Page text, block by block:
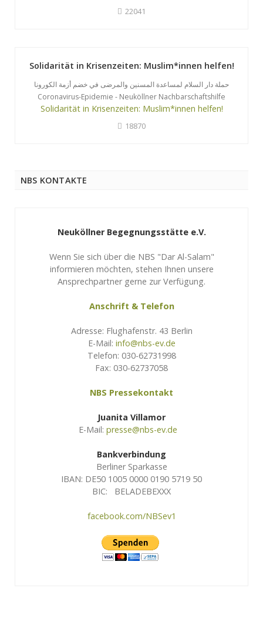
22041
Solidarität in Krisenzeiten: Muslim*innen helfen!
حملة دار السلام لمساعدة المسنين والمرضى في خضم أزمة الكورونا
Coronavirus-Epidemie - Neuköllner Nachbarschaftshilfe
Solidarität in Krisenzeiten: Muslim*innen helfen!
18870
NBS KONTAKTE
Neuköllner Begegnungsstätte e.V.
Wenn Sie sich über die NBS "Dar Al-Salam"
informieren möchten, stehen Ihnen unsere
Ansprechpartner gerne zur Verfügung.
Anschrift & Telefon
Adresse: Flughafenstr. 43 Berlin
E-Mail: info@nbs-ev.de
Telefon: 030-62731998
Fax: 030-62737058
NBS Pressekontakt
Juanita Villamor
E-Mail: presse@nbs-ev.de
Bankverbindung
Berliner Sparkasse
IBAN: DE50 1005 0000 0190 5719 50
BIC: BELADEBEXXX
facebook.com/NBSev1